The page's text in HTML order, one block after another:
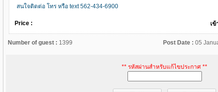
สนใจติดต่อ โทร หรือ text 562-434-6900
Price : เ
Number of guest : 1399 Post Date : 05
** รหัสผ่านสำหรับแก้ไขประกาศ **